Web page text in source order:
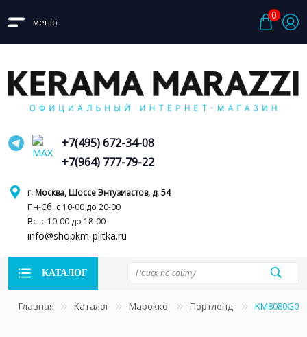
меню
0
г. Москва, Шоссе Энтузиастов, д. 54
Пн-Сб: с 10-00 до 20-00
Вс: с 10-00 до 18-00
info@shopkm-plitka.ru
+7(495) 672-34-08
+7(964) 777-79-22
КАТАЛОГ
Главная Каталог Марокко Портленд